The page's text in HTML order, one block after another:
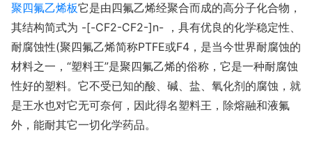
聚四氟乙烯板它是由四氟乙烯经聚合而成的高分子化合物，
其结构简式为 -[-CF2-CF2-]n- ，具有优良的化学稳定性、
耐腐蚀性(聚四氟乙烯简称PTFE或F4，是当今世界耐腐蚀的
材料之一，“塑料王”是聚四氟乙烯的俗称，它是一种耐腐蚀
性好的塑料。它不受已知的酸、碱、盐、氧化剂的腐蚀，就
是王水也对它无可奈何，因此得名塑料王，除熔融和液氟
外，能耐其它一切化学药品。